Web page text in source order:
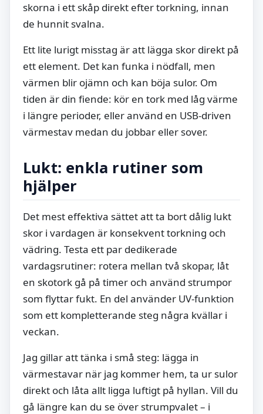
skorna i ett skåp direkt efter torkning, innan
de hunnit svalna.
Ett lite lurigt misstag är att lägga skor direkt på
ett element. Det kan funka i nödfall, men
värmen blir ojämn och kan böja sulor. Om
tiden är din fiende: kör en tork med låg värme
i längre perioder, eller använd en USB-driven
värmestav medan du jobbar eller sover.
Lukt: enkla rutiner som
hjälper
Det mest effektiva sättet att ta bort dålig lukt
skor i vardagen är konsekvent torkning och
vädring. Testa ett par dedikerade
vardagsrutiner: rotera mellan två skopar, låt
en skotork gå på timer och använd strumpor
som flyttar fukt. En del använder UV-funktion
som ett kompletterande steg några kvällar i
veckan.
Jag gillar att tänka i små steg: lägga in
värmestavar när jag kommer hem, ta ur sulor
direkt och låta allt ligga luftigt på hyllan. Vill du
gå längre kan du se över strumpvalet – i